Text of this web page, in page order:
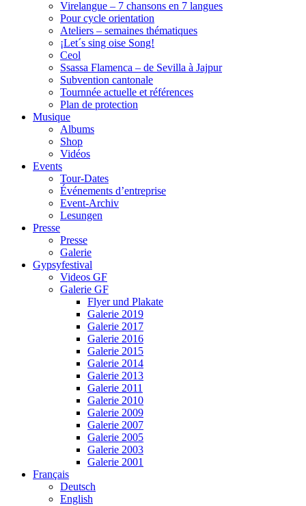
Virelangue – 7 chansons en 7 langues
Pour cycle orientation
Ateliers – semaines thématiques
¡Let´s sing oise Song!
Ceol
Ssassa Flamenca – de Sevilla à Jajpur
Subvention cantonale
Tournnée actuelle et références
Plan de protection
Musique
Albums
Shop
Vidéos
Events
Tour-Dates
Événements d’entreprise
Event-Archiv
Lesungen
Presse
Presse
Galerie
Gypsyfestival
Videos GF
Galerie GF
Flyer und Plakate
Galerie 2019
Galerie 2017
Galerie 2016
Galerie 2015
Galerie 2014
Galerie 2013
Galerie 2011
Galerie 2010
Galerie 2009
Galerie 2007
Galerie 2005
Galerie 2003
Galerie 2001
Français
Deutsch
English